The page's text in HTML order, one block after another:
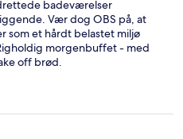
badeværelser
Vær dog OBS på, at
som et hårdt belastet miljø
morgenbuffet - med
off brød.
selve buffeten var alt for
i kø til kaffemaskinen. Og